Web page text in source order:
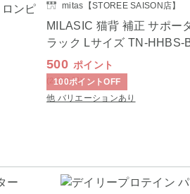
ンピ
mitas【STOREE SAISON店】
MILASIC 猫背 補正 サポー
ラック Lサイズ TN-HHBS-
500 ポイント
(2,250円)
100ポイントOFF
他 バリエーションあり